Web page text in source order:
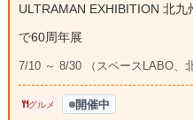
ULTRAMAN EXHIBITION 北
で60周年展
7/10 ～ 8/30 （スペースLABO、
グルメ 開催中